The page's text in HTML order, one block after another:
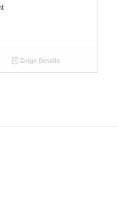
Zeige Details